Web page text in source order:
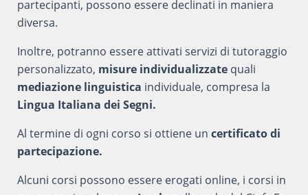
partecipanti, possono essere declinati in maniera
diversa.
Inoltre, potranno essere attivati servizi di tutoraggio
personalizzato, misure individualizzatequali
mediazione linguistica individuale, compresa la
Lingua Italiana dei Segni.
Al termine di ogni corso si ottiene un certificato di
partecipazione.
Alcuni corsi possono essere erogati online, i corsi in